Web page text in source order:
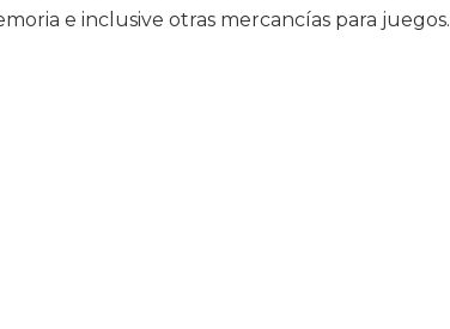
e inclusive otras mercancías para juegos.